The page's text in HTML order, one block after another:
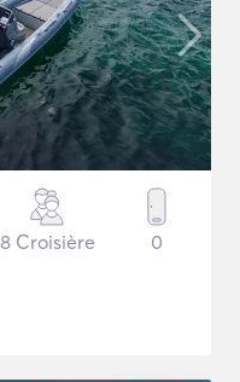
8 Croisière 0